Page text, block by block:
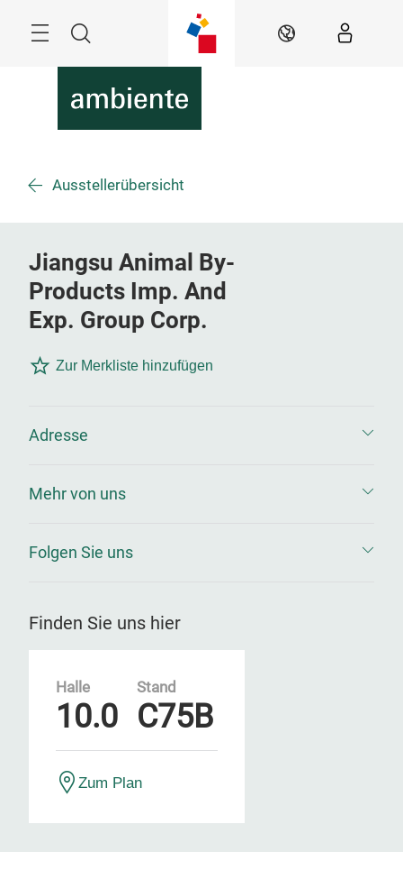
Suche DE
Ausstellerübersicht
Jiangsu Animal By-
Products Imp. And
Exp. Group Corp.
Zur Merkliste hinzufügen
Adresse
Mehr von uns
Folgen Sie uns
Finden Sie uns hier
Halle
10.0
Stand
C75B
Zum Plan